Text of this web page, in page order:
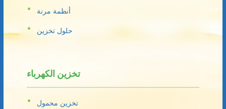
أنظمة مرنة
حلول تخزين
تخزين الكهرباء
تخزين محمول